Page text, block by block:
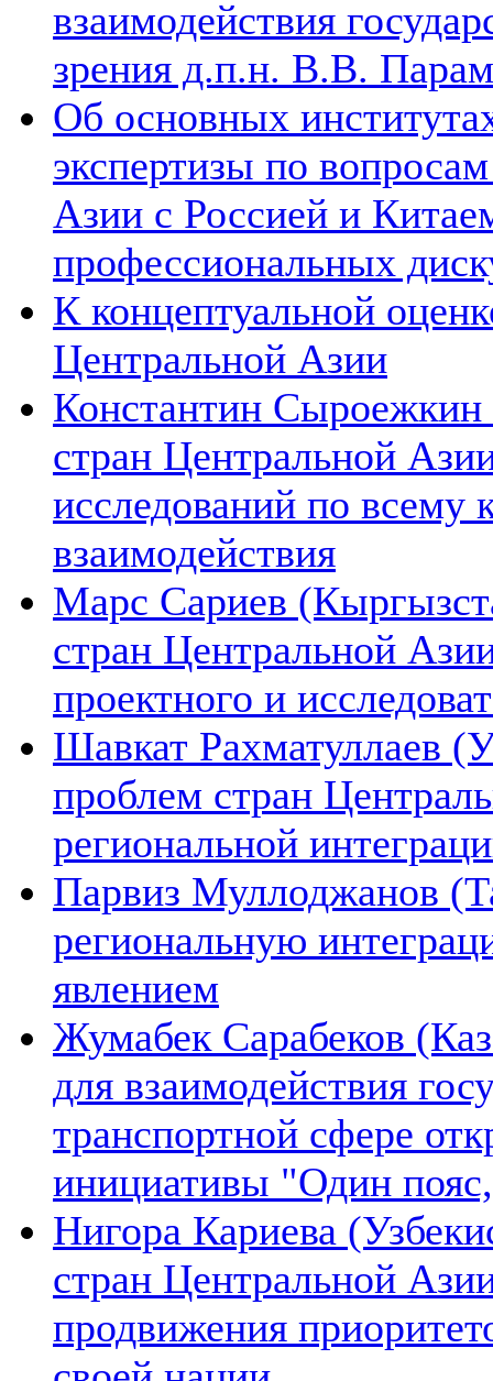
взаимодействия
зрения д.п.н. В.В.
Об основных
экспертизы по
Азии с Россией и
профессиональных
К концептуальной
Центральной Азии
Константин Сыроежкин
стран Центральной
исследований по всему
взаимодействия
Марс Сариев
стран Центральной
проектного и
Шавкат Рахматуллаев
проблем стран
региональной
Парвиз Муллоджанов
региональную
явлением
Жумабек Сарабеков
для взаимодействия
транспортной сфере
инициативы "Один
Нигора Кариева
стран Центральной
продвижения